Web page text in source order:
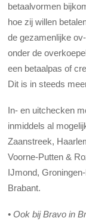
betaalvormen
hoe zij willen
de gezamenlijke
onder de
een betaalpas of
Dit is in steeds
In- en uitchecken
inmiddels al
Zaanstreek,
Voorne-Putten &
IJmond,
Brabant.
• Ook bij Bravo in